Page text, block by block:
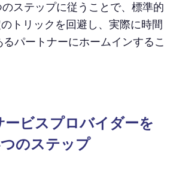
ステップに従うことで、標準的
トリックを回避し、実際に時間
パートナーにホームインするこ
ービスプロバイダーを
のステップ